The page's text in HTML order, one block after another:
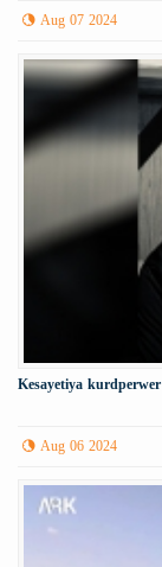
Aug 07 2024
Kesayetiya
Aug 06 2024